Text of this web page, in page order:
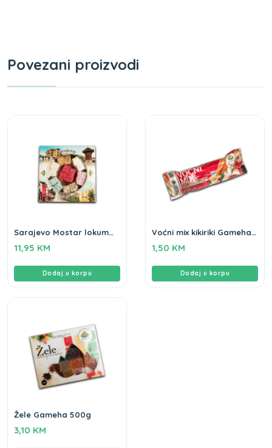
Povezani proizvodi
Sarajevo Mostar lokum
11,95 KM
Dodaj u korpu
Voćni mix kikiriki Gameha
1,50 KM
Dodaj u korpu
Žele Gameha 500g
3,10 KM